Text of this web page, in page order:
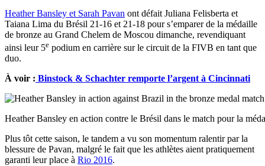
Heather Bansley et Sarah Pavan ont défait Juliana Felisberta et
Taiana Lima du Brésil 21-16 et 21-18 pour s’emparer de la médaille
de bronze au Grand Chelem de Moscou dimanche, revendiquant
ainsi leur 5e podium en carrière sur le circuit de la FIVB en tant que
duo.
À voir : Binstock & Schachter remporte l’argent à Cincinnati
Heather Bansley en action contre le Brésil dans le match pour la
Plus tôt cette saison, le tandem a vu son momentum ralentir par la
blessure de Pavan, malgré le fait que les athlètes aient pratiquement
garanti leur place à Rio 2016.